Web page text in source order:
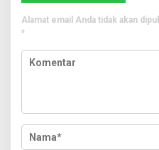
Alamat email Anda tidak akan
*